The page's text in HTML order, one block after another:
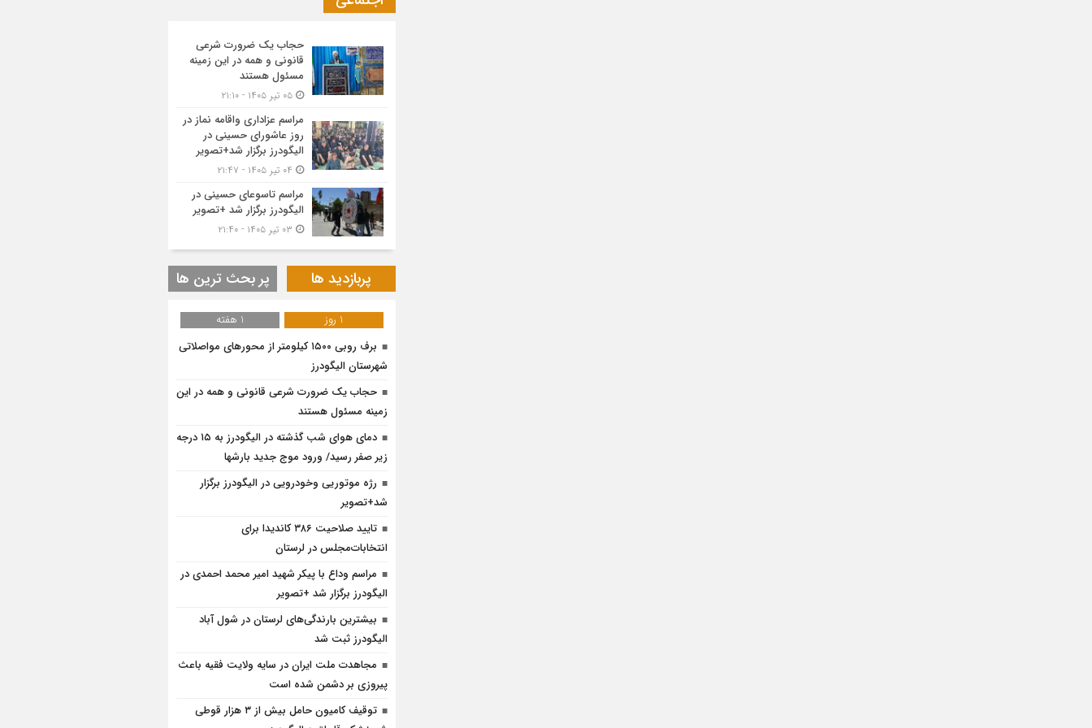
حجاب یک ضرورت شرعی
قانونی و همه در این زمینه
مسئول هستند
مراسم عزاداری واقامه نماز در
روز عاشورای حسینی در
الیگودرز برگزار شد+تصویر
مراسم تاسوعای حسینی در
الیگودرز برگزار شد +تصویر
پربازدید ها پر بحث ترین ها
1 روز
1 هفته
برف روبی ۱۵۰۰ کیلومتر از محور‌های مواصلاتی
شهرستان الیگودرز
حجاب یک ضرورت شرعی قانونی و همه در این
زمینه مسئول هستند
دمای هوای شب گذشته در الیگودرز به ۱۵ درجه
زیر صفر رسید/ ورود موج جدید بارشها
رژه موتوریی وخودرویی در الیگودرز برگزار
شد+تصویر
تایید صلاحیت ۳۸۶ کاندیدا برای
انتخابات‌مجلس در لرستان
مراسم وداع با پیکر شهید امیر محمد احمدی در
الیگودرز برگزار شد +تصویر
بیشترین بارندگی‌های لرستان در شول آباد
الیگودرز ثبت شد
مجاهدت ملت ایران در سایه ولایت فقیه باعث
پیروزی بر دشمن شده است
توقیف کامیون حامل بیش از ۳ هزار قوطی